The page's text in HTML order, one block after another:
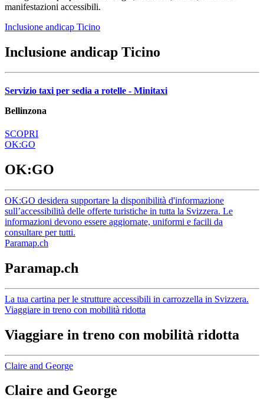
manifestazioni accessibili.
Inclusione andicap Ticino
Inclusione andicap Ticino
Servizio taxi per sedia a rotelle - Minitaxi
Bellinzona
SCOPRI
OK:GO
OK:GO
OK:GO desidera supportare la disponibilità d'informazione
sull’accessibilità delle offerte turistiche in tutta la Svizzera. Le
informazioni devono essere aggiornate, uniformi e facili da
consultare per tutti.
Paramap.ch
Paramap.ch
La tua cartina per le strutture accessibili in carrozzella in Svizzera.
Viaggiare in treno con mobilità ridotta
Viaggiare in treno con mobilità ridotta
Claire and George
Claire and George